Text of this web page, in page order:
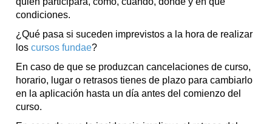
condiciones.
¿Qué pasa si suceden imprevistos a la hora de realizar
loscursos fundae?
En caso de que se produzcan cancelaciones de curso,
horario, lugar o retrasos tienes de plazo para cambiarlo
en la aplicación hasta un día antes del comienzo del
curso.